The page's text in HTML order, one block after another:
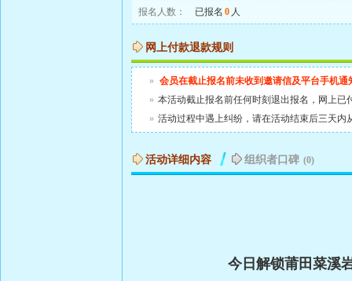
报名人数： 已报名 0 人
网上付款退款规则
» 会员在截止报名前未收到邀请信及平台手机
» 本活动截止报名前任何时刻退出报名，网上已
» 活动过程中遇上纠纷，请在活动结束后三天
活动详细内容 组织者口碑 (0)
今日解锁莆田菜溪